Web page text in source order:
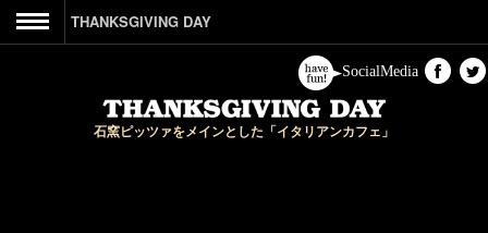
THANKSGIVING DAY
SocialMedia
石窯ピッツァをメインとした「イタリアンカフェ」